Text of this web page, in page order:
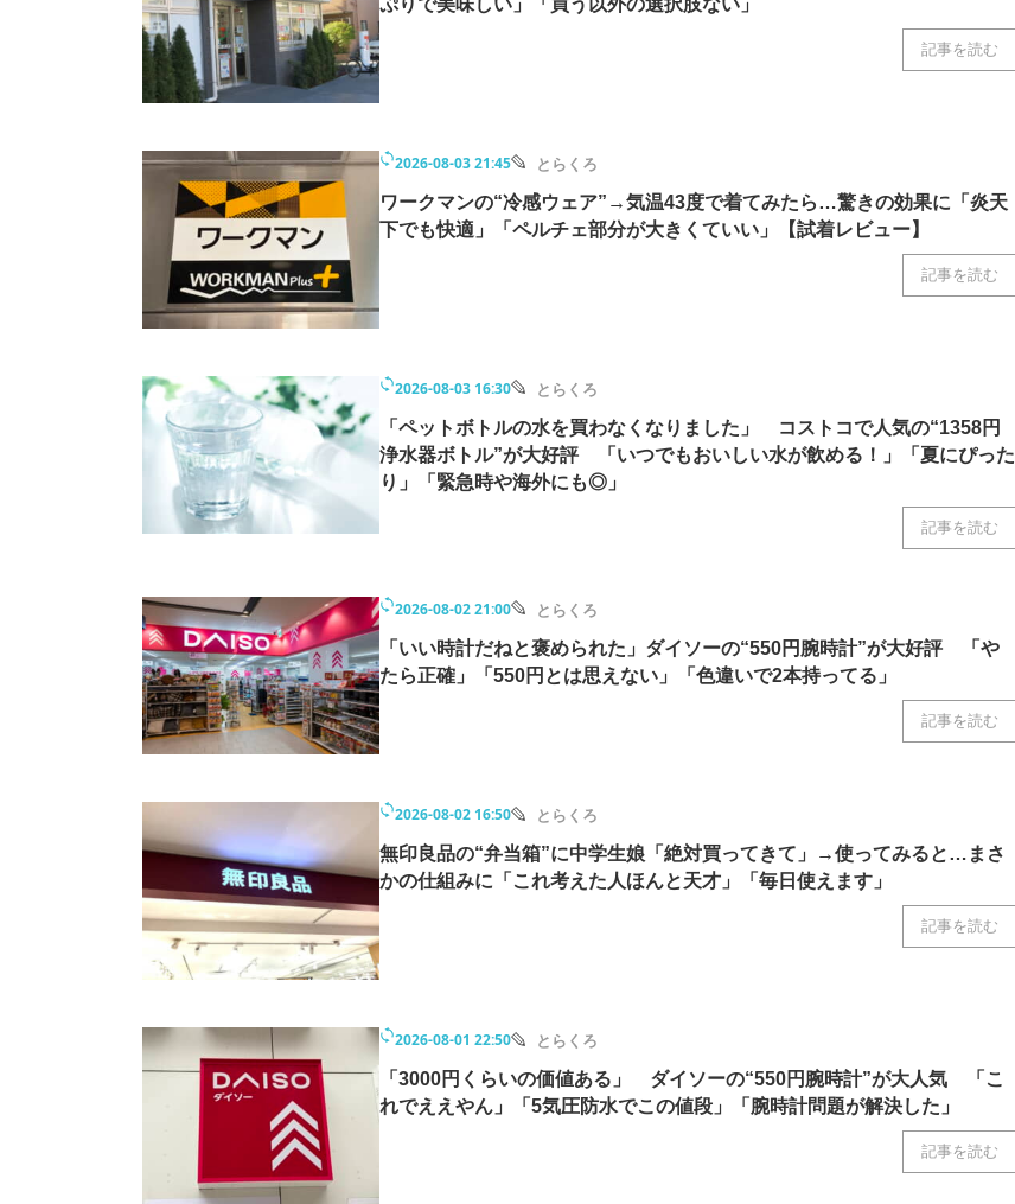
記事を読む
2026-08-03 21:45 とらくろ
ワークマンの“冷感ウェア”→気温43度で着てみたら…驚きの効果に「炎天
下でも快適」「ペルチェ部分が大きくていい」【試着レビュー】
記事を読む
2026-08-03 16:30 とらくろ
「ペットボトルの水を買わなくなりました」 コストコで人気の“1358円
浄水器ボトル”が大好評 「いつでもおいしい水が飲める！」「夏にぴった
り」「緊急時や海外にも◎」
記事を読む
2026-08-02 21:00 とらくろ
「いい時計だねと褒められた」ダイソーの“550円腕時計”が大好評 「や
たら正確」「550円とは思えない」「色違いで2本持ってる」
記事を読む
2026-08-02 16:50 とらくろ
無印良品の“弁当箱”に中学生娘「絶対買ってきて」→使ってみると…まさ
かの仕組みに「これ考えた人ほんと天才」「毎日使えます」
記事を読む
2026-08-01 22:50 とらくろ
「3000円くらいの価値ある」 ダイソーの“550円腕時計”が大人気 「こ
れでええやん」「5気圧防水でこの値段」「腕時計問題が解決した」
記事を読む